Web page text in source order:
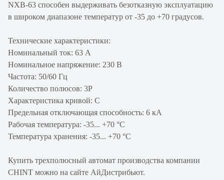
NXB-63 способен выдерживать безотказную эксплуатацию
в широком диапазоне температур от -35 до +70 градусов.
Технические характеристики:
Номинальный ток: 63 А
Номинальное напряжение: 230 В
Частота: 50/60 Гц
Количество полюсов: 3P
Характеристика кривой: C
Предельная отключающая способность: 6 кА
Рабочая температура: -35... +70 °C
Температура хранения: -35... +70 °C
Купить трехполюсный автомат производства компании
CHINT можно на сайте АйДистрибьют.